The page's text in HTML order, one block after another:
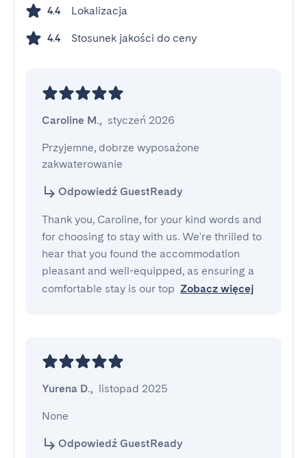
4.4 Lokalizacja
4.4 Stosunek jakości do ceny
Caroline M., styczeń 2026
Przyjemne, dobrze wyposażone
zakwaterowanie
Odpowiedź GuestReady
Thank you, Caroline, for your kind words and
for choosing to stay with us. We're thrilled to
hear that you found the accommodation
pleasant and well-equipped, as ensuring a
comfortable stay is our top Zobacz więcej
Yurena D., listopad 2025
None
Odpowiedź GuestReady